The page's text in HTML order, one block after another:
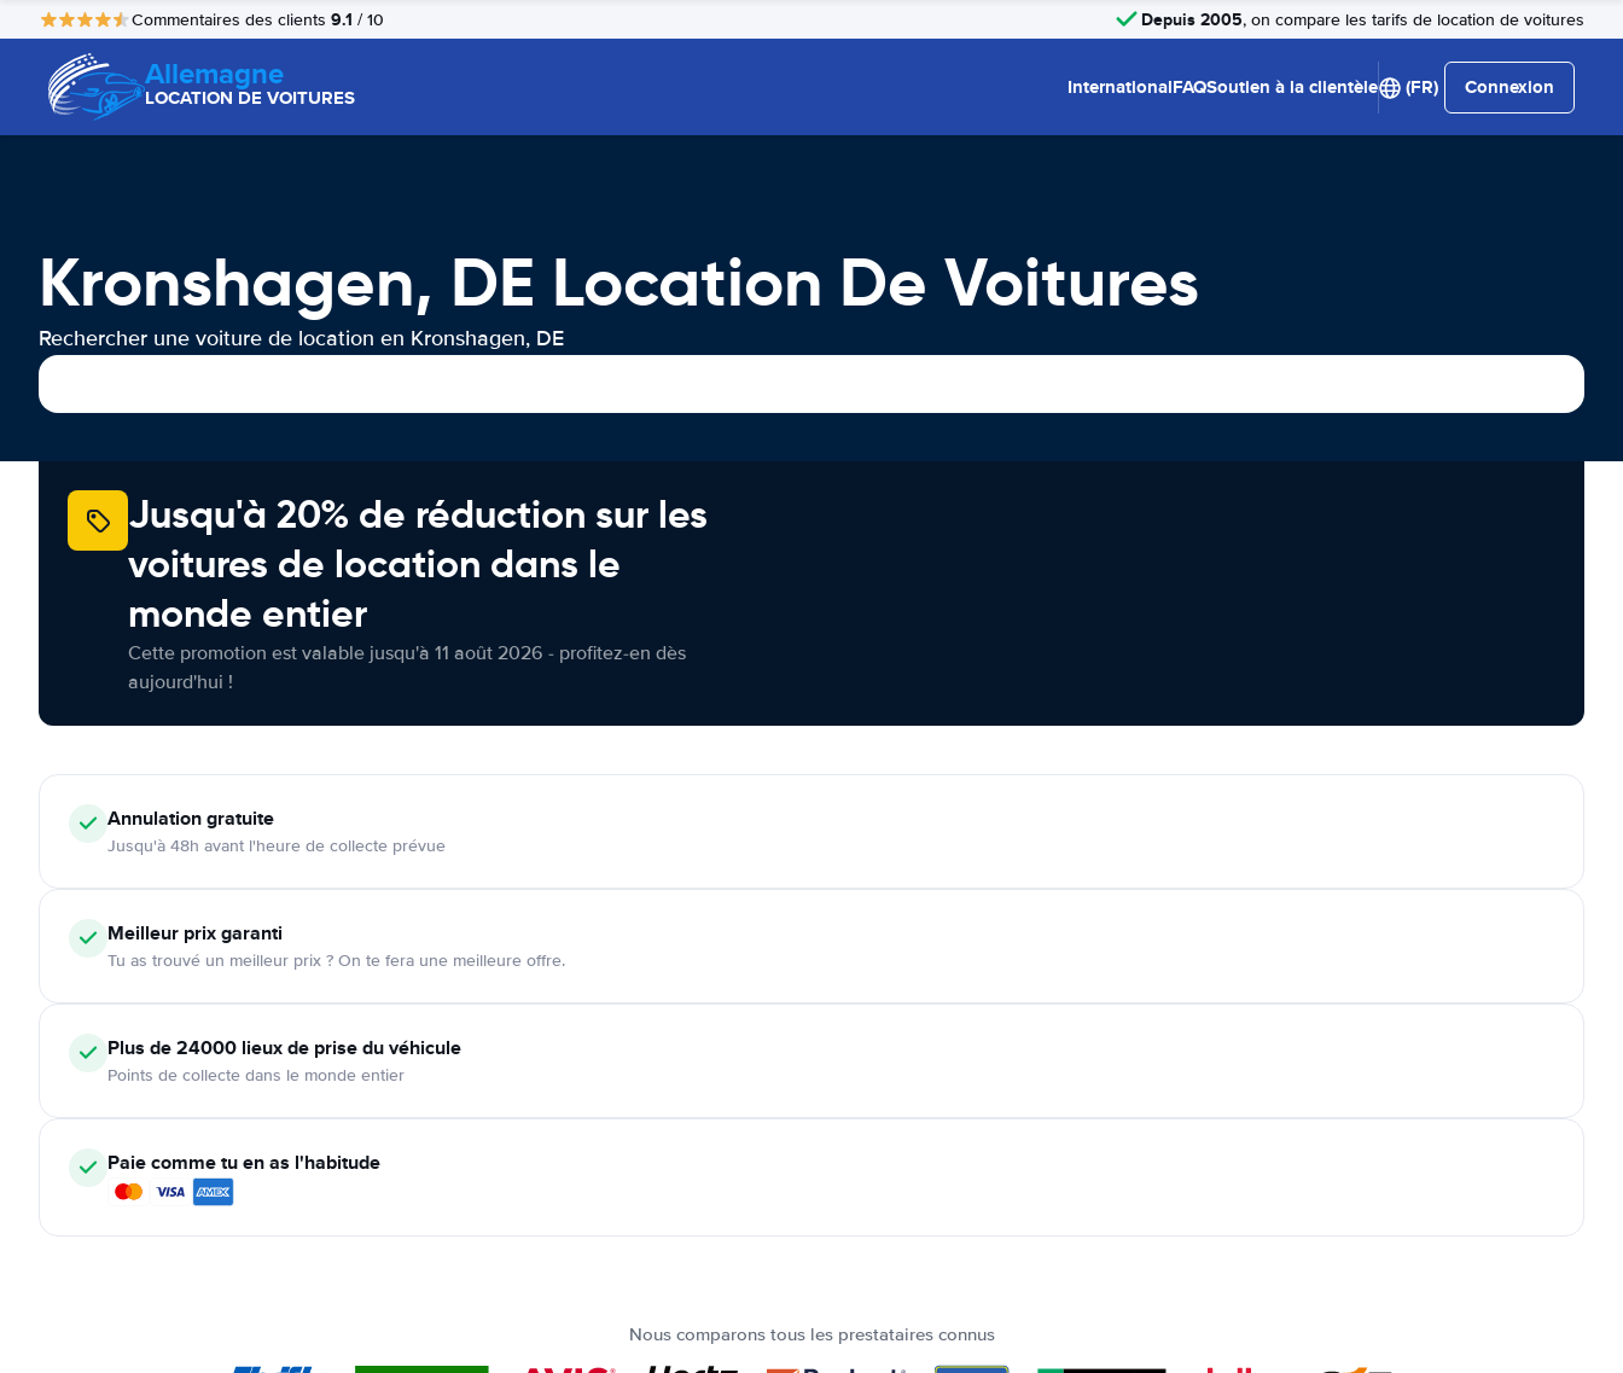
Commentaires des clients 9.1 / 10 Depuis 2005, on compare les tarifs de location de voitures
Allemagne
LOCATION DE VOITURES InternationalFAQSoutien à la clientèle (FR) Connexion
Kronshagen, DE Location De Voitures
Rechercher une voiture de location en Kronshagen, DE
Jusqu'à 20% de réduction sur les
voitures de location dans le
monde entier
Cette promotion est valable jusqu'à 11 août 2026 - profitez-en dès
aujourd'hui !
Annulationgratuite
Jusqu'à 48h avant l'heure de collecte prévue
Meilleur prix garanti
Tu as trouvé un meilleur prix ? On te fera une meilleure offre.
Plus de 24000 lieux de prise du véhicule
Points de collecte dans le monde entier
Paie comme tu en as l'habitude
Nous comparons tous les prestataires connus